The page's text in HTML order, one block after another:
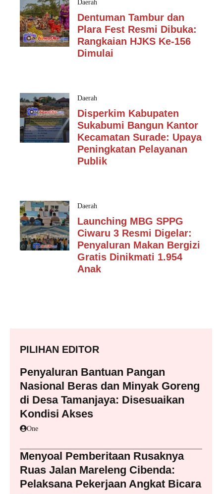
Daerah
Dentuman Tambur dan
Plara Fest Resmi Dibuka:
Rangkaian HJKS Ke-156
Dimulai
Daerah
Disperkim Kabupaten
Sukabumi Bangun Kantor
Kecamatan Surade: Upaya
Peningkatan Pelayanan
Publik
Daerah
Launching MBG SPPG
Ciwaru 3 Resmi Digelar:
Penyaluran Makan Bergizi
Gratis Dinikmati 1.954
Anak
PILIHAN EDITOR
Penyaluran Bantuan Pangan
Nasional Beras dan Minyak Goreng
di Desa Tamanjaya: Disesuaikan
Kondisi Akses
One
Menyoal Pemberitaan Rusaknya
Ruas Jalan Mareleng Cibenda:
Pelaksana Pekerjaan Angkat Bicara